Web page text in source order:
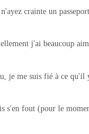
crainte un
j'ai beaucoup
je me suis fié à ce qu'il
s'en fout (pour le